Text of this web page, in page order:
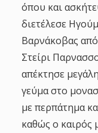
όπου και
διετέλεσε
Βαρνάκοβας
Στείρι
απέκτησε
γεύμα στο
με περπάτημα
καθώς ο καιρός